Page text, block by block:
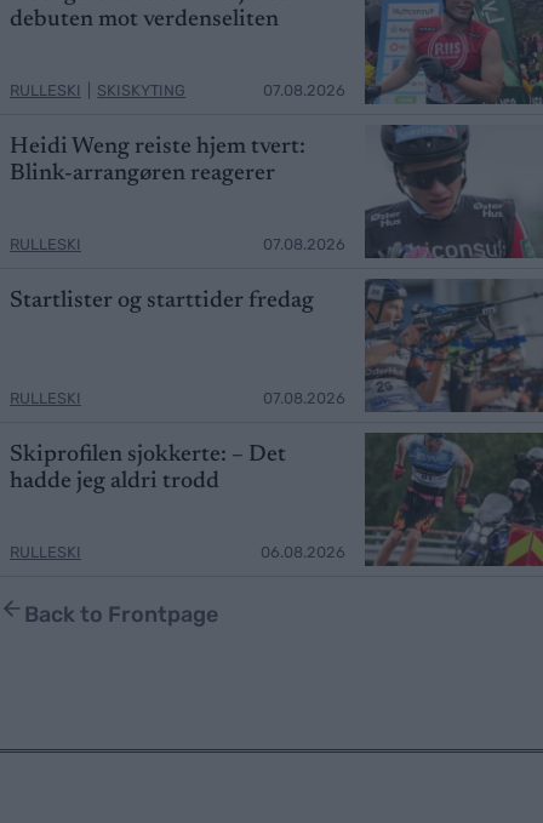
debuten mot verdenseliten
RULLESKI SKISKYTING 07.08.2026
Heidi Weng reiste hjem tvert:
Blink-arrangøren reagerer
RULLESKI 07.08.2026
Startlister og starttider fredag
RULLESKI 07.08.2026
Skiprofilen sjokkerte: – Det
hadde jeg aldri trodd
RULLESKI 06.08.2026
Back to Frontpage